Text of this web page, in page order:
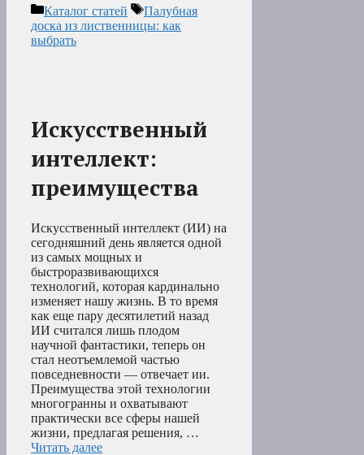
Рубрики
Каталог статей Метки
Палубная
доска из лиственницы: как
выбрать
Искусственный
интеллект:
преимущества
Искусственный интеллект (ИИ) на
сегодняшний день является одной
из самых мощных и
быстроразвивающихся
технологий, которая кардинально
изменяет нашу жизнь. В то время
как еще пару десятилетий назад
ИИ считался лишь плодом
научной фантастики, теперь он
стал неотъемлемой частью
повседневности — отвечает ии.
Преимущества этой технологии
многогранны и охватывают
практически все сферы нашей
жизни, предлагая решения, …
Читать далее